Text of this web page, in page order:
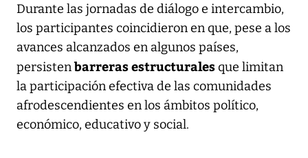
Durante las jornadas de diálogo e intercambio,
los participantes coincidieron en que, pese a los
avances alcanzados en algunos países,
persistenbarreras estructuralesque limitan
la participación efectiva de las comunidades
afrodescendientes en los ámbitos político,
económico, educativo y social.